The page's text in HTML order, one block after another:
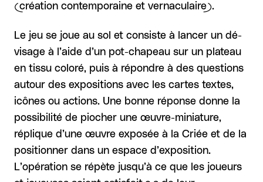
(création contemporaine et vernaculaire).
Le jeu se joue au sol et consiste à lancer un dé-
visage à l’aide d’un pot-chapeau sur un plateau
en tissu coloré, puis à répondre à des questions
autour des expositions avec les cartes textes,
icônes ou actions. Une bonne réponse donne la
possibilité de piocher une œuvre-miniature,
réplique d’une œuvre exposée à la Criée et de la
positionner dans un espace d’exposition.
L’opération se répète jusqu’à ce que les joueurs